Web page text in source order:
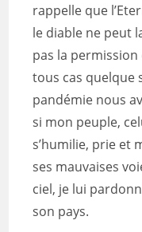
rappelle que
le diable ne peut
pas la permission
tous cas quelque
pandémie nous
si mon peuple,
s’humilie, prie et
ses mauvaises
ciel, je lui
son pays.